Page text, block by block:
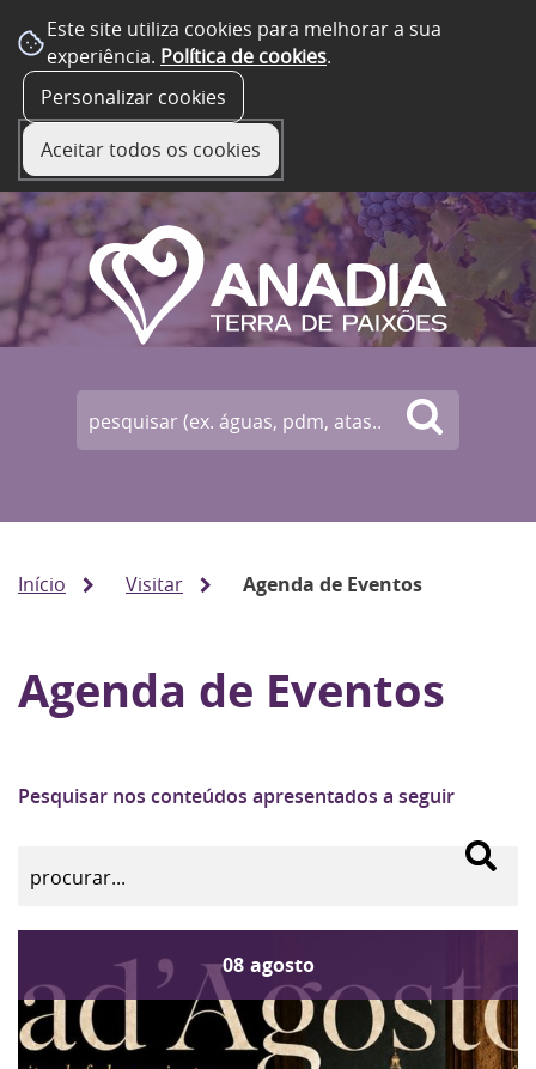
Este site utiliza cookies para melhorar a sua
experiência. Política de cookies.
Personalizar cookies
Aceitar todos os cookies
Início Visitar Agenda de Eventos
Agenda de Eventos
Pesquisar nos conteúdos apresentados a seguir
08 agosto